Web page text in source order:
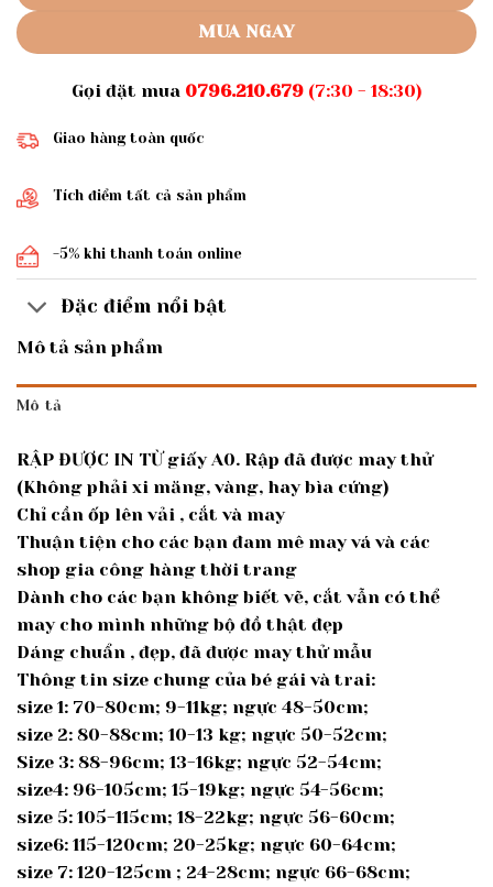
MUA NGAY
Gọi đặt mua 0796.210.679(7:30 - 18:30)
Giao hàng toàn quốc
Tích điểm tất cả sản phẩm
-5% khi thanh toán online
Đặc điểm nổi bật
Mô tả sản phẩm
Mô tả
RẬP ĐƯỢC IN TỪ giấy A0. Rập đã được may thử
(Không phải xi măng, vàng, hay bìa cứng)
Chỉ cần ốp lên vải , cắt và may
Thuận tiện cho các bạn đam mê may vá và các
shop gia công hàng thời trang
Dành cho các bạn không biết vẽ, cắt vẫn có thể
may cho mình những bộ đồ thật đẹp
Dáng chuẩn , đẹp, đã được may thử mẫu
Thông tin size chung của bé gái và trai:
size 1: 70-80cm; 9-11kg; ngực 48-50cm;
size 2: 80-88cm; 10-13 kg; ngực 50-52cm;
Size 3: 88-96cm; 13-16kg; ngực 52-54cm;
size4: 96-105cm; 15-19kg; ngực 54-56cm;
size 5: 105-115cm; 18-22kg; ngực 56-60cm;
size6: 115-120cm; 20-25kg; ngực 60-64cm;
size 7: 120-125cm ; 24-28cm; ngực 66-68cm;